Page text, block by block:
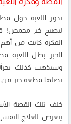
تدور اللعبة حول
ليصبح خبز محمص!
الفكرة كانت من
الخبز بطل اللعبة
وسيذهب كذلك بجرأة
تصلها قطعة خبز من
يتعرض للعلاج